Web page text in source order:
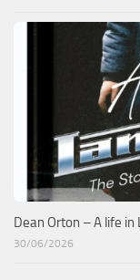
Dean Orton – A life
30/06/2026